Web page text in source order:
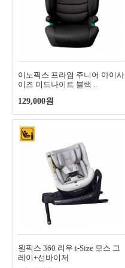
이노픽스 프라임 주니어 아이사
이즈 미드나이트 블랙 ..
129,000원
원픽스 360 리우 i-Size 모스 그
레이+선바이저